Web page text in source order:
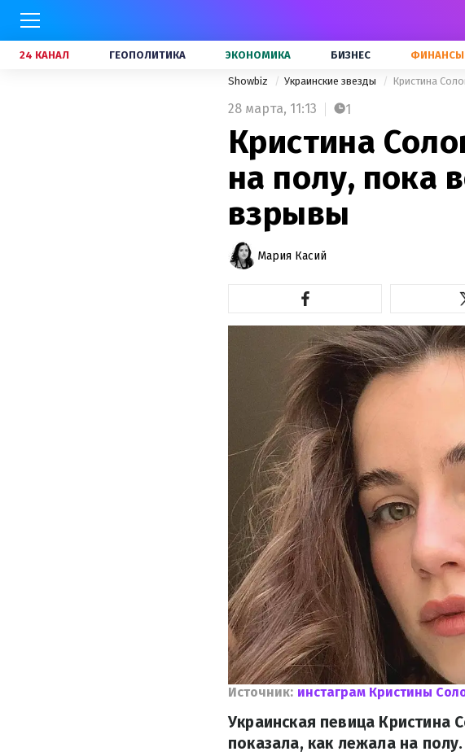
24 КАНАЛ ГЕОПОЛИТИКА ЭКОНОМИКА БИЗНЕС ФИНАНСЫ
Showbiz Украинские звезды Кристина
28 марта, 11:13 1
Кристина
на полу, пока
взрывы
Мария Касий
Источник: инстаграм Кристины
Украинская певица Кристина
показала, как лежала на полу.